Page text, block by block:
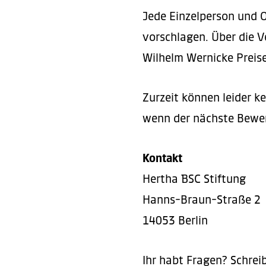
entstanden ist, findet
1. Platz: Sports for More
2. Platz: Kolibri e.V. &
2023:
2. Platz:
2022:
2. Platz: 1892hilft
Colin Jahn
Tanja Ferkau
Beate Wedekind
Elisabeth Sobotka
Rebecca Zenner
Tuğba Tekkal
Jede Einzelperson und
vorschlagen. Über die
Wilhelm Wernicke
Zurzeit können leider
wenn der nächste
Kontakt
Hertha BSC Stiftung
Hanns-Braun-Straße 2
14053 Berlin
Ihr habt Fragen?